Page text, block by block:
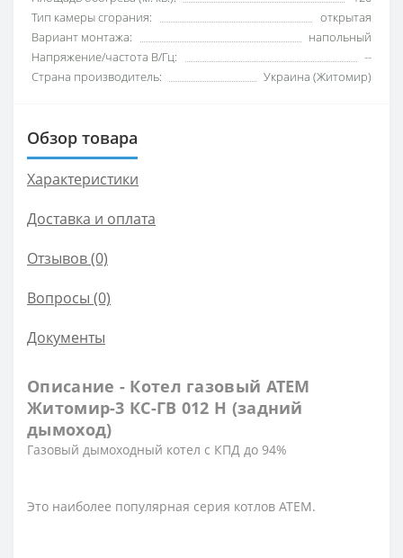
Тип камеры сгорания:
открытая
Вариант монтажа:
напольный
Напряжение/частота В/Гц:
--
Страна производитель:
Украина (Житомир)
Обзор товара
Характеристики
Доставка и оплата
Отзывов (0)
Вопросы (0)
Документы
Описание - Котел газовый АТЕМ
Житомир-3 КС-ГВ 012 Н (задний
дымоход)
Газовый дымоходный котел с КПД до 94%
Это наиболее популярная серия котлов АТЕМ.